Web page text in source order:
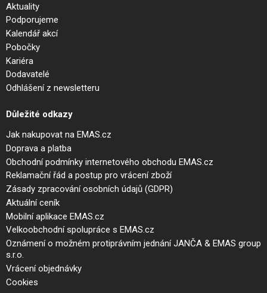
Aktuality
Podporujeme
Kalendář akcí
Pobočky
Kariéra
Dodavatelé
Odhlášení z newsletteru
Důležité odkazy
Jak nakupovat na EMAS.cz
Doprava a platba
Obchodní podmínky internetového obchodu EMAS.cz
Reklamační řád a postup pro vrácení zboží
Zásady zpracování osobních údajů (GDPR)
Aktuální ceník
Mobilní aplikace EMAS.cz
Velkoobchodní spolupráce s EMAS.cz
Oznámení o možném protiprávním jednání JANČA & EMAS group
s.r.o.
Vrácení objednávky
Cookies